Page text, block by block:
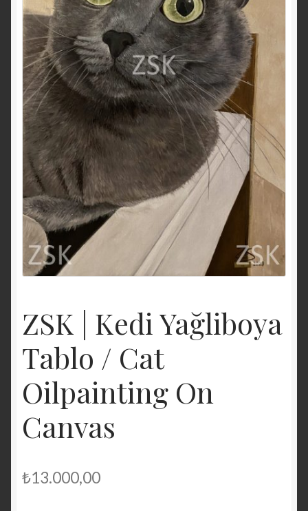
ZSK | Kedi Yağliboya
Tablo / Cat
Oilpainting On
Canvas
₺13.000,00